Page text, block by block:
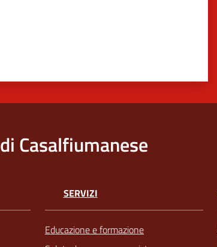
Casalfiumanese
SERVIZI
Educazione e formazione